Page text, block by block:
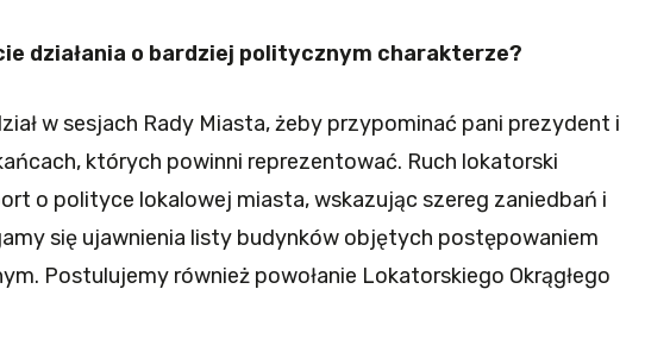
działania o bardziej politycznym charakterze?
w sesjach Rady Miasta, żeby przypominać pani prezydent i
których powinni reprezentować. Ruch lokatorski
o polityce lokalowej miasta, wskazując szereg zaniedbań i
się ujawnienia listy budynków objętych postępowaniem
Postulujemy również powołanie Lokatorskiego Okrągłego